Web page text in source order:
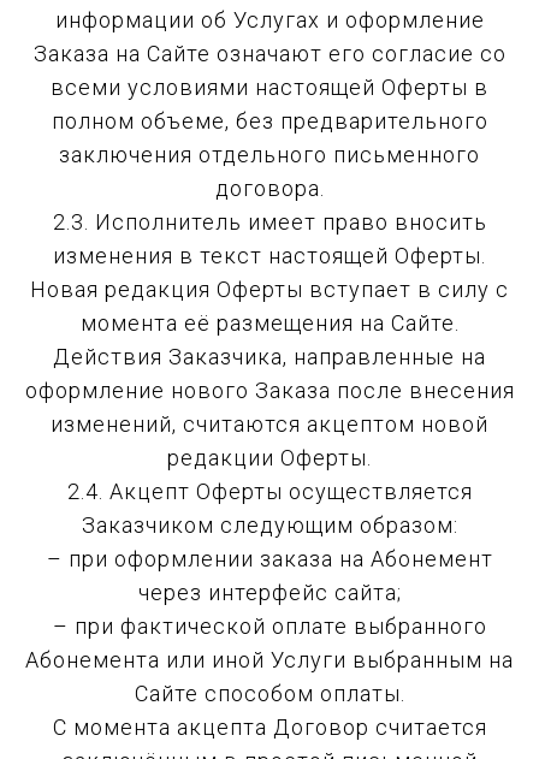
информации об Услугах и оформление
Заказа на Сайте означают его согласие со
всеми условиями настоящей Оферты в
полном объеме, без предварительного
заключения отдельного письменного
договора.
2.3. Исполнитель имеет право вносить
изменения в текст настоящей Оферты.
Новая редакция Оферты вступает в силу с
момента её размещения на Сайте.
Действия Заказчика, направленные на
оформление нового Заказа после внесения
изменений, считаются акцептом новой
редакции Оферты.
2.4. Акцепт Оферты осуществляется
Заказчиком следующим образом:
– при оформлении заказа на Абонемент
через интерфейс сайта;
– при фактической оплате выбранного
Абонемента или иной Услуги выбранным на
Сайте способом оплаты.
С момента акцепта Договор считается